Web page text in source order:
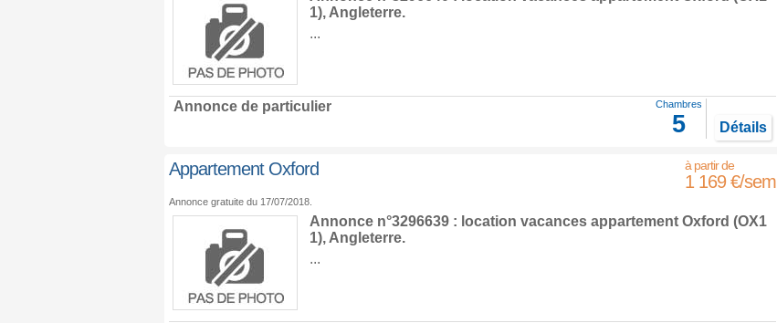
1), Angleterre.
...
Annonce de particulier Chambres
5 Détails
Appartement Oxford
1 169 €/sem
Annonce gratuite du 17/07/2018.
Annonce n°3296639 : location vacances appartement Oxford (OX1
1), Angleterre.
...